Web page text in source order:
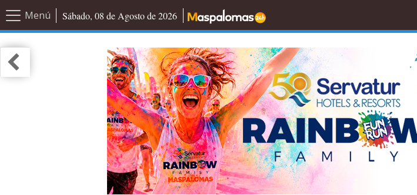
Menú Sábado, 08 de Agosto de 2026